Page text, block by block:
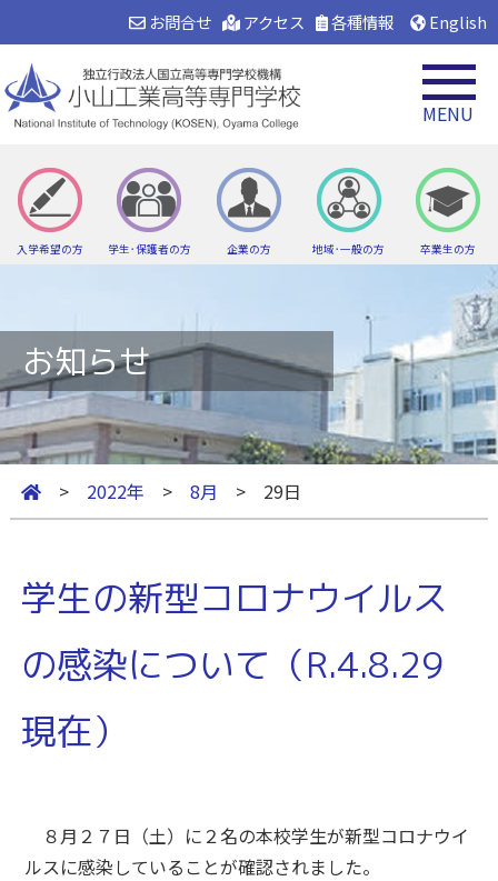
English
各種情報
アクセス
お問合せ
入学希望の方 学生･保護者の方 企業の方 地域･一般の方 卒業生の方
MENU
お知らせ
> 2022年 > 8月 > 29日
学生の新型コロナウイルス
の感染について（R.4.8.29
現在）
８月２７日（土）に２名の本校学生が新型コロナウイ
ルスに感染していることが確認されました。